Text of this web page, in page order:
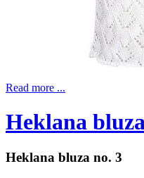
Read more ...
Heklana
Heklana bluza no. 3